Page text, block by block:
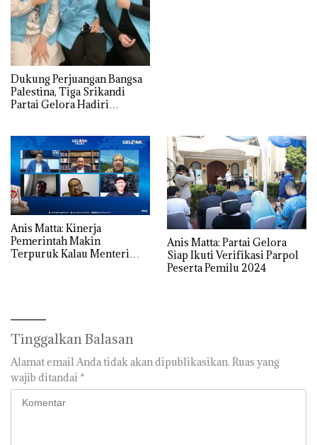
Dukung Perjuangan Bangsa
Palestina, Tiga Srikandi
Partai Gelora Hadiri
Palestine di Istanbul
Anis Matta: Kinerja
Pemerintah Makin
Terpuruk Kalau Menteri
Anis Matta: Partai Gelora
Siap Ikuti Verifikasi Parpol
Peserta Pemilu 2024
Tinggalkan Balasan
Alamat email Anda tidak akan dipublikasikan. Ruas yang
wajib ditandai *